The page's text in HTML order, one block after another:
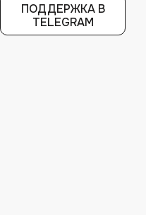
ПОДДЕРЖКА В
TELEGRAM